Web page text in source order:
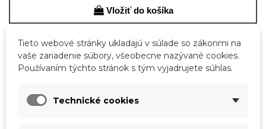
Vložiť do košíka
Kód: 44400-21
Obľúbené 0 Porovnať Zoznam želaní
Tieto webové stránky ukladajú v súlade so zákonmi na
vaše zariadenie súbory, všeobecne nazývané cookies.
Používaním týchto stránok s tým vyjadrujete súhlas.
Technické cookies